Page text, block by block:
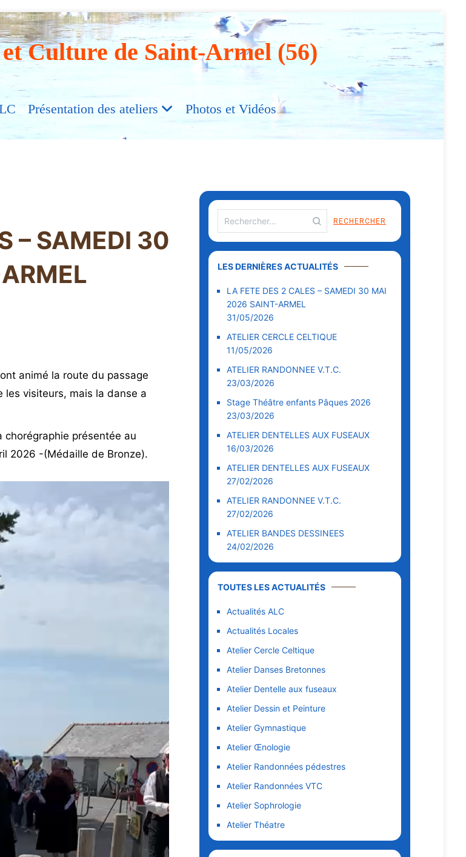
Culture de Saint-Armel (56)
Présentation des ateliers Photos et Vidéos
– SAMEDI 30
animé la route du passage
les visiteurs, mais la danse a
présentée au
2026 -(Médaille de Bronze).
LES DERNIÈRES ACTUALITÉS
LA FETE DES 2 CALES – SAMEDI 30 MAI
2026 SAINT-ARMEL
31/05/2026
ATELIER CERCLE CELTIQUE
11/05/2026
ATELIER RANDONNEE V.T.C.
23/03/2026
Stage Théâtre enfants Pâques 2026
23/03/2026
ATELIER DENTELLES AUX FUSEAUX
16/03/2026
ATELIER DENTELLES AUX FUSEAUX
27/02/2026
ATELIER RANDONNEE V.T.C.
27/02/2026
ATELIER BANDES DESSINEES
24/02/2026
TOUTES LES ACTUALITÉS
Actualités ALC
Actualités Locales
Atelier Cercle Celtique
Atelier Danses Bretonnes
Atelier Dentelle aux fuseaux
Atelier Dessin et Peinture
Atelier Gymnastique
Atelier Œnologie
Atelier Randonnées pédestres
Atelier Randonnées VTC
Atelier Sophrologie
Atelier Théatre